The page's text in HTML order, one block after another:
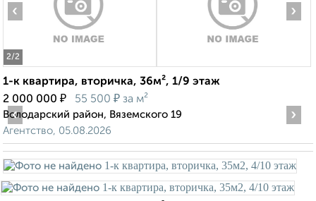
2/2
‹ ›
1-к квартира, вторичка, 36м², 1/9 этаж
2 000 000 ₽ 55 500 ₽ за м²
Володарский район, Вяземского 19
Агентство, 05.08.2026
‹ ›